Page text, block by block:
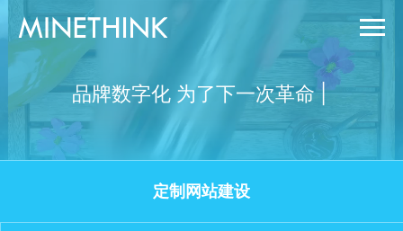
品牌数字化 为了下一次革命
定制网站建设